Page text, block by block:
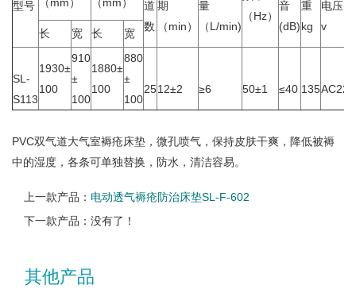
型号 （mm） （mm）
道
数
期
（min）
量
（L/min)
（Hz）
音
(dB)
重
kg
电压
v
长 宽 长 宽
SL-
S113
1930±
100
910
±
100
1880±
100
880
±
100
2512±2 ≥6 50±1 ≤40 135
PVC双气道大气室褥疮床垫，微孔喷气，保持皮肤干爽，降低被褥
中的湿度，各条可单独替换，防水，清洁容易。
上一款产品： 电动透气褥疮防治床垫SL-F-602
下一款产品：没有了！
其他产品